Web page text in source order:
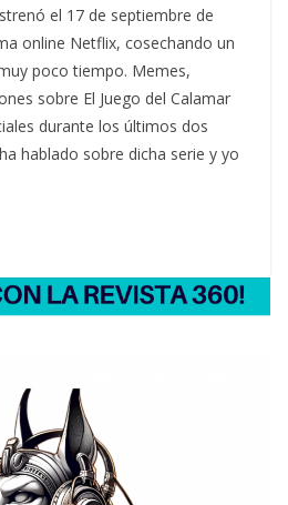
el 17 de septiembre de
online Netflix, cosechando un
poco tiempo. Memes,
sobre El Juego del Calamar
durante los últimos dos
hablado sobre dicha serie y yo